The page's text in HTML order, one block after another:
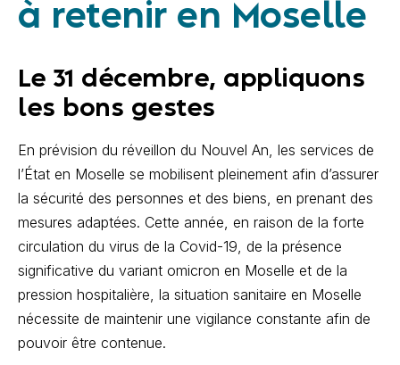
à retenir en Moselle
Le 31 décembre, appliquons
les bons gestes
En prévision du réveillon du Nouvel An, les services de
l’État en Moselle se mobilisent pleinement afin d’assurer
la sécurité des personnes et des biens, en prenant des
mesures adaptées. Cette année, en raison de la forte
circulation du virus de la Covid-19, de la présence
significative du variant omicron en Moselle et de la
pression hospitalière, la situation sanitaire en Moselle
nécessite de maintenir une vigilance constante afin de
pouvoir être contenue.